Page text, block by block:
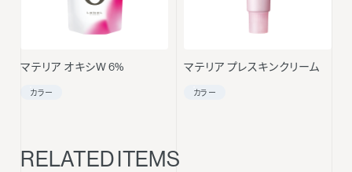
マテリア オキシW 6%
カラー
マテリア プレスキンクリーム
カラー
RELATED ITEMS